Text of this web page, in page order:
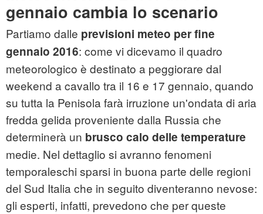
gennaio cambia lo scenario
Partiamo dalle previsioni meteo per fine
gennaio 2016: come vi dicevamo il quadro
meteorologico è destinato a peggiorare dal
weekend a cavallo tra il 16 e 17 gennaio, quando
su tutta la Penisola farà irruzione un'ondata di aria
fredda gelida proveniente dalla Russia che
determinerà un brusco calo delle temperature
medie. Nel dettaglio si avranno fenomeni
temporaleschi sparsi in buona parte delle regioni
del Sud Italia che in seguito diventeranno nevose:
gli esperti, infatti, prevedono che per queste